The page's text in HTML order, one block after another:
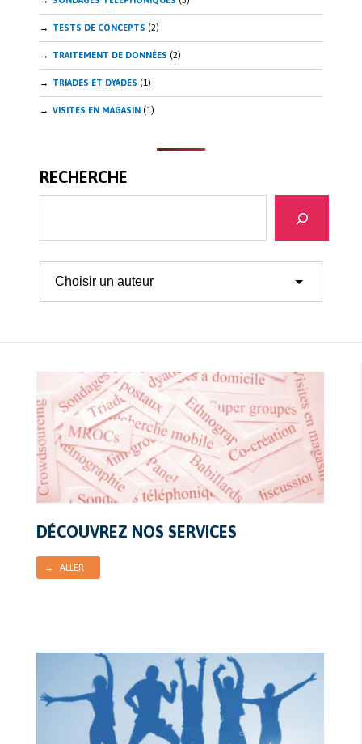
TESTS DE CONCEPTS (2)
TRAITEMENT DE DONNÉES (2)
TRIADES ET DYADES (1)
VISITES EN MAGASIN (1)
RECHERCHE
DÉCOUVREZ NOS SERVICES
→ ALLER